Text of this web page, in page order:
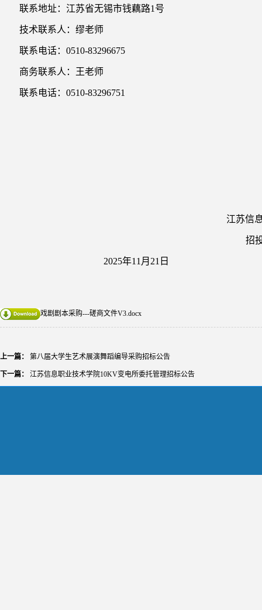
联系地址：江苏省无锡市钱藕路1 号
技术联系人：缪老师
联系电话： 0510-83296675
商务联系人：王老师
联系电话： 0510-83296751
江苏信
招
2025年11 月 21 日
戏剧剧本采购---磋商文件V3.docx
上一篇： 第八届大学生艺术展演舞蹈编导采购招标公告
下一篇： 江苏信息职业技术学院10KV变电所委托管理招标公告